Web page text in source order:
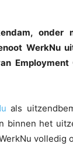
WerkNu
als
binnen het
volledig